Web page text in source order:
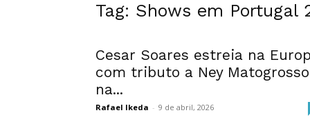
Tag: Shows em Portugal
Cesar Soares estreia na
com tributo a Ney Matogrosso
na...
Rafael Ikeda - 9 de abril, 2026